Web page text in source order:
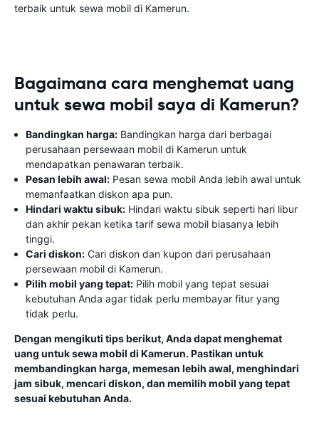
terbaik untuk sewa mobil di Kamerun.
Bagaimana cara menghemat uang
untuk sewa mobil saya di Kamerun?
Bandingkan harga: Bandingkan harga dari berbagai
perusahaan persewaan mobil di Kamerun untuk
mendapatkan penawaran terbaik.
Pesan lebih awal: Pesan sewa mobil Anda lebih awal untuk
memanfaatkan diskon apa pun.
Hindari waktu sibuk: Hindari waktu sibuk seperti hari libur
dan akhir pekan ketika tarif sewa mobil biasanya lebih
tinggi.
Cari diskon: Cari diskon dan kupon dari perusahaan
persewaan mobil di Kamerun.
Pilih mobil yang tepat: Pilih mobil yang tepat sesuai
kebutuhan Anda agar tidak perlu membayar fitur yang
tidak perlu.
Dengan mengikuti tips berikut, Anda dapat menghemat
uang untuk sewa mobil di Kamerun. Pastikan untuk
membandingkan harga, memesan lebih awal, menghindari
jam sibuk, mencari diskon, dan memilih mobil yang tepat
sesuai kebutuhan Anda.